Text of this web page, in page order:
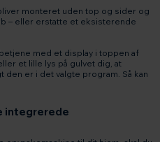
monteret uden top og sider og
– eller erstatte et eksisterende
med et display i toppen af
et lille lys på gulvet dig, at
den er i det valgte program. Så kan
integrerede